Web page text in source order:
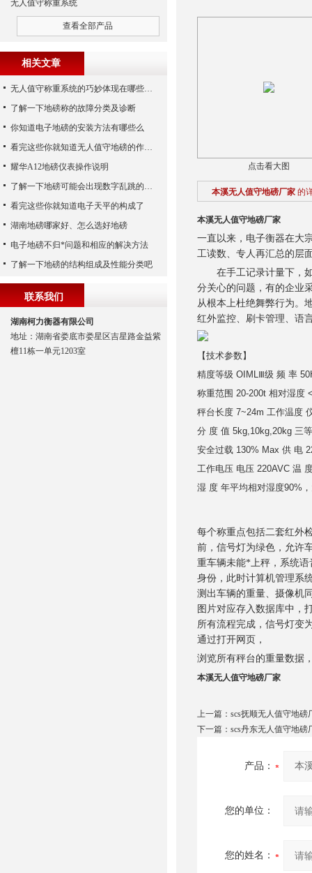
点击看大图
本溪无人值守地磅厂家 的
本溪无人值守地磅厂家
一直以来，电子衡器在大
工读数、专人再汇总的层
在手工记录计量下，如
分关心的问题，有的企业
从根本上杜绝舞弊行为。
红外监控、刷卡管理、语
【技术参数】
精度等级 OIMLⅢ级 频 率
称重范围 20-200t 相对湿度
秤台长度 7~24m 工作温度
分 度 值 5kg,10kg,20kg 三
安全过载 130% Max 供 电
工作电压 电压 220AVC 温
湿 度 年平均相对湿度90%
每个称重点包括二套红外
前，信号灯为绿色，允许
重车辆未能*上秤，系统
身份，此时计算机管理系
测出车辆的重量、摄像机
图片对应存入数据库中，
所有流程完成，信号灯变
通过打开网页，
浏览所有秤台的重量数据
本溪无人值守地磅厂家
上一篇： scs抚顺无人值守地磅
下一篇： scs丹东无人值守地磅
产品：
您的单位：
您的姓名：
无人值守称重系统
查看全部产品
相关文章
无人值守称重系统的巧妙体现在哪些方面呢？
了解一下地磅称的故障分类及诊断
你知道电子地磅的安装方法有哪些么
看完这些你就知道无人值守地磅的作用了
耀华A12地磅仪表操作说明
了解一下地磅可能会出现数字乱跳的原因
看完这些你就知道电子天平的构成了
湖南地磅哪家好、怎么选好地磅
电子地磅不归*问题和相应的解决方法
了解一下地磅的结构组成及性能分类吧
联系我们
湖南柯力衡器有限公司
地址：湖南省娄底市娄星区吉星路金益紫
檀11栋一单元1203室